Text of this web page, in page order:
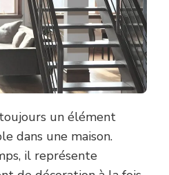
un élément
dans une maison.
il représente